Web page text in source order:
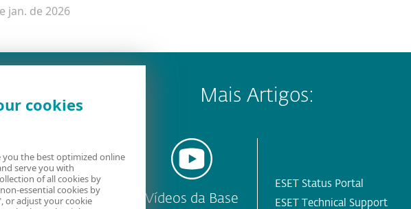
jan. de 2026
Mais Artigos:
ESET Security
Vídeos da Base
ESET Status Portal
ESET Technical Support
cookies
you the best optimized online
serve you with
of all cookies by
essential cookies by
or adjust your cookie